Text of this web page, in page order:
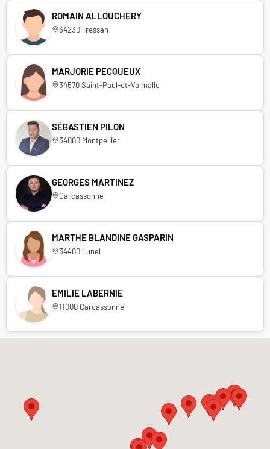
ROMAIN ALLOUCHERY
34230 Tressan
MARJORIE PECQUEUX
34570 Saint-Paul-et-Valmalle
SÉBASTIEN PILON
34000 Montpellier
GEORGES MARTINEZ
Carcassonne
MARTHE BLANDINE GASPARIN
34400 Lunel
EMILIE LABERNIE
11000 Carcassonne